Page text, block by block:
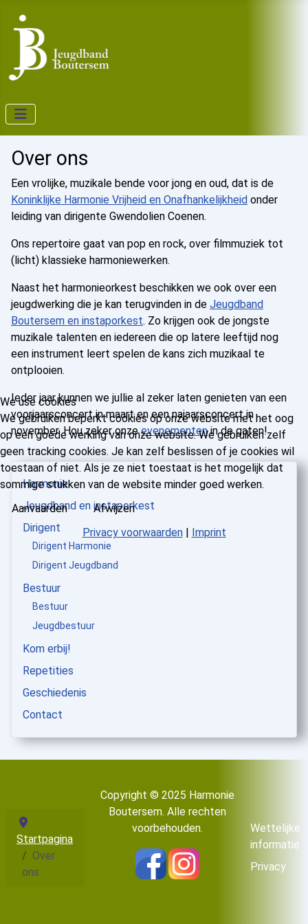
Harmonie
Jeugdband en instaporkest
Dirigent
Dirigent Harmonie
Dirigent Jeugdband
Bestuur
Bestuur
Jeugdbestuur
Kom erbij!
Repetities
Geschiedenis
Contact
Over ons
Een vrolijke, muzikale bende voor jong en oud, dat is de
Koninklijke Harmonie Vrijheid en Onafhankelijkheid onder
leiding van dirigente Gwendolien Coenen.
Ons repertoire gaat van pop en rock, over filmmuziek tot
(licht) klassieke harmoniewerken.
Naast het harmonieorkest beschikken we ook over een
jeugdwerking die je kan terugvinden in de Jeugdband
Boutersem en instaporkest. Zo krijgen ook de jongste
muzikale talenten en iedereen die op latere leeftijd nog
een instrument leert spelen de kans zich muzikaal te
ontplooien.
Ieder jaar kunnen we jullie al zeker laten genieten van een
voorjaarsconcert in maart en een najaarsconcert in
november. Hou zeker onzeevenementenin de gaten!
Startpagina
Over
ons
Copyright © 2025 Harmonie
Boutersem. Alle rechten
voorbehouden.
Wettelijke
informatie
Privacy
We use cookies
We gebruiken beperkt cookies op onze website met het oog
op een goede werking van onze website. We gebruiken zelf
geen tracking cookies. Je kan zelf beslissen of je cookies wil
toestaan of niet. Als je ze niet toestaat is het mogelijk dat
sommige stukken van de website minder goed werken.
Aanvaarden
Afwijzen
Privacy voorwaarden| Imprint